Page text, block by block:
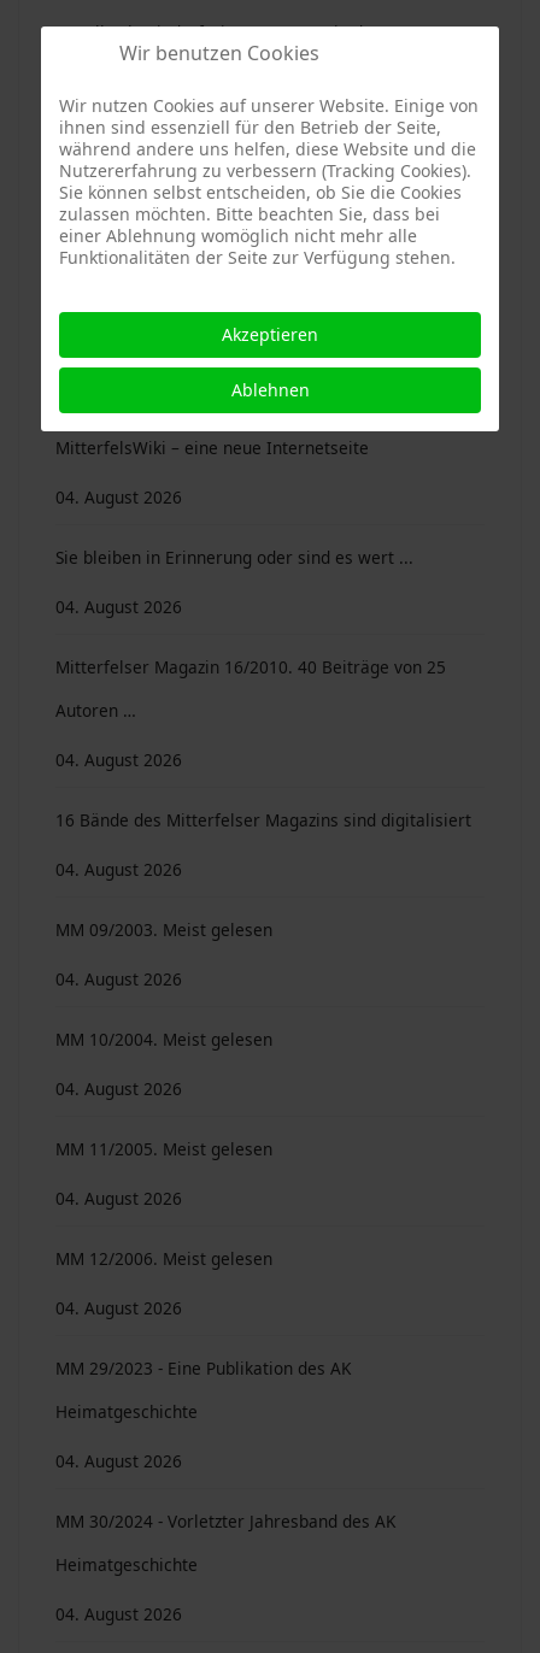
Haselbach. Kinderferienprogramm in den
04. August 2026
Ascha. Kinderferienprogramm in den Sommerferien
2026
Mitterfels. Ein Ort, an dem Kinder sich wohlfühlen
MitterfelsWiki – eine neue Internetseite
04. August 2026
Sie bleiben in Erinnerung oder sind es wert ...
04. August 2026
Mitterfelser Magazin 16/2010. 40 Beiträge von 25
Autoren …
04. August 2026
16 Bände des Mitterfelser Magazins sind digitalisiert
04. August 2026
MM 09/2003. Meist gelesen
04. August 2026
MM 10/2004. Meist gelesen
04. August 2026
MM 11/2005. Meist gelesen
04. August 2026
MM 12/2006. Meist gelesen
04. August 2026
MM 29/2023 - Eine Publikation des AK
Heimatgeschichte
04. August 2026
MM 30/2024 - Vorletzter Jahresband des AK
Heimatgeschichte
04. August 2026
Wir benutzen Cookies
Wir nutzen Cookies auf unserer Website. Einige von
ihnen sind essenziell für den Betrieb der Seite,
während andere uns helfen, diese Website und die
Nutzererfahrung zu verbessern (Tracking Cookies).
Sie können selbst entscheiden, ob Sie die Cookies
zulassen möchten. Bitte beachten Sie, dass bei
einer Ablehnung womöglich nicht mehr alle
Funktionalitäten der Seite zur Verfügung stehen.
Akzeptieren
Ablehnen